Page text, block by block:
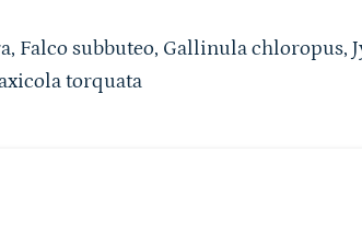
Falco subbuteo, Gallinula chloropus,
torquata